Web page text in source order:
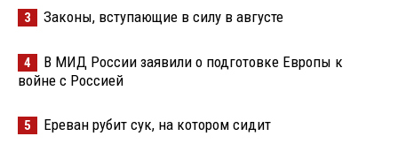
3 Законы, вступающие в силу в августе
4
В МИД России заявили о подготовке Европы к
войне с Россией
5 Ереван рубит сук, на котором сидит